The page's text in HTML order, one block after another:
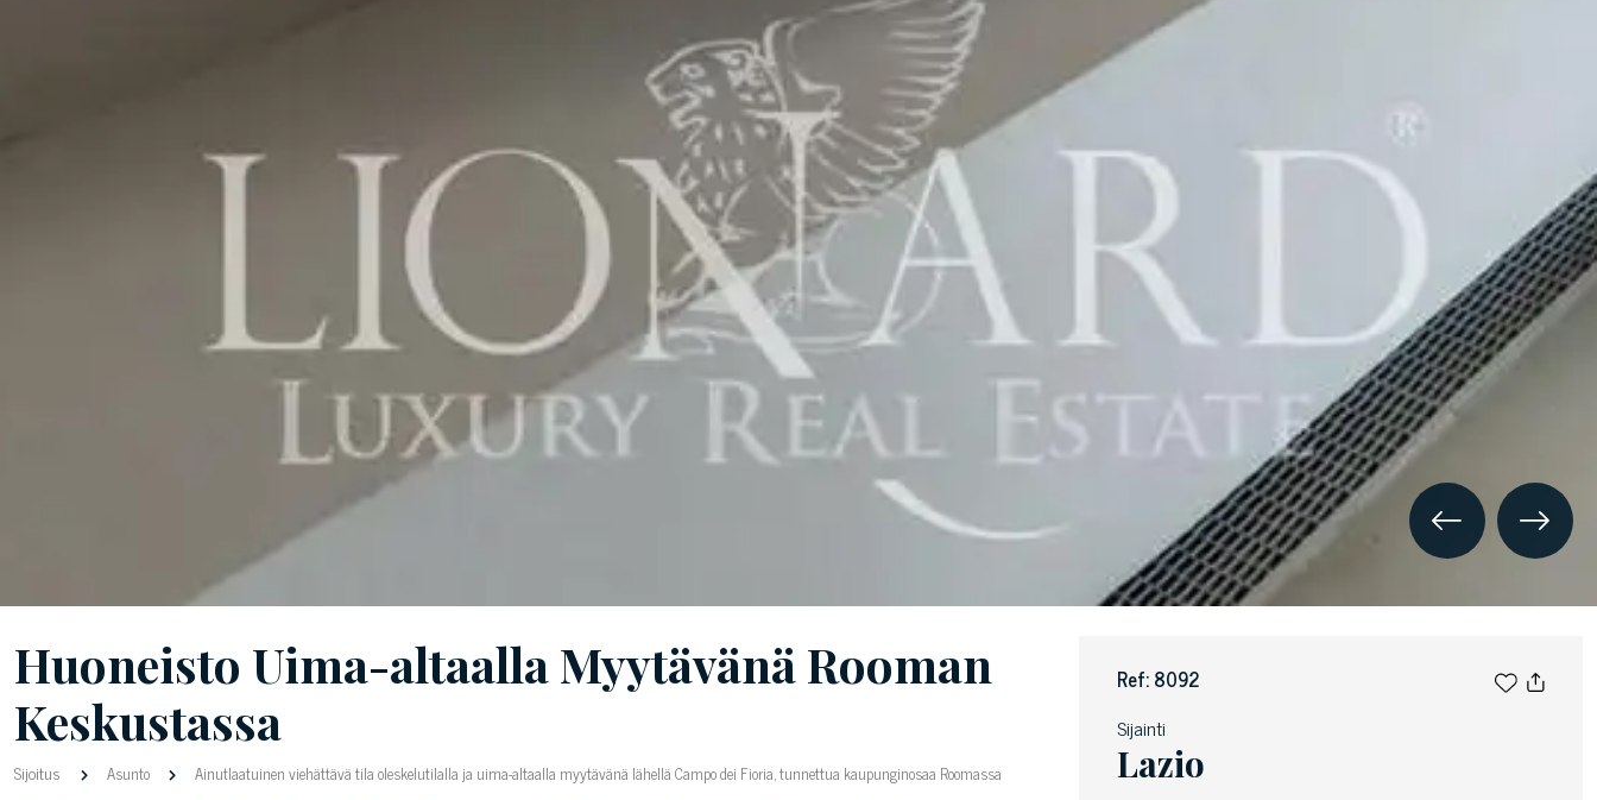
Huoneisto Uima-altaalla Myytävänä Rooman
Keskustassa
Sijoitus Asunto Ainutlaatuinen viehättävä tila oleskelutilalla ja uima-altaalla myytävänä lähellä Campo dei Fioria, tunnettua kaupunginosaa Roomassa
Ref: 8092
Sijainti
Lazio